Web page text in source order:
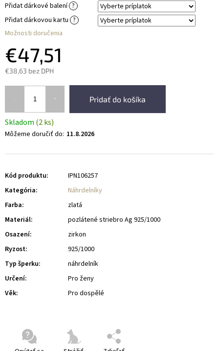
€47,51
€38,63 bez DPH
Pridať do košíka
Skladom (2 ks)
Môžeme doručiť do: 11.8.2026
Přidat dárkové balení ?
Přidat dárkovou kartu ?
Možnosti doručenia
Kód produktu:
IPN106257
Kategória:
Náhrdelníky
Farba:
zlatá
Materiál:
pozlátené striebro Ag 925/1000
Osazení:
zirkon
Ryzost:
925/1000
Typ šperku:
náhrdelník
Určení:
Pro ženy
Věk: Pro dospělé